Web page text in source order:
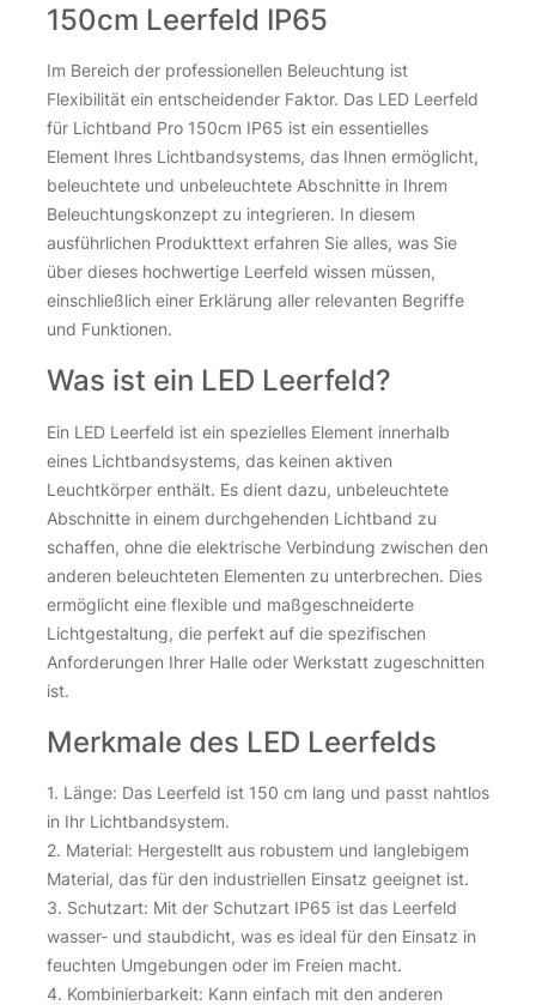
150cm Leerfeld IP65
Im Bereich der professionellen Beleuchtung ist
Flexibilität ein entscheidender Faktor. Das LED Leerfeld
für Lichtband Pro 150cm IP65 ist ein essentielles
Element Ihres Lichtbandsystems, das Ihnen ermöglicht,
beleuchtete und unbeleuchtete Abschnitte in Ihrem
Beleuchtungskonzept zu integrieren. In diesem
ausführlichen Produkttext erfahren Sie alles, was Sie
über dieses hochwertige Leerfeld wissen müssen,
einschließlich einer Erklärung aller relevanten Begriffe
und Funktionen.
Was ist ein LED Leerfeld?
Ein LED Leerfeld ist ein spezielles Element innerhalb
eines Lichtbandsystems, das keinen aktiven
Leuchtkörper enthält. Es dient dazu, unbeleuchtete
Abschnitte in einem durchgehenden Lichtband zu
schaffen, ohne die elektrische Verbindung zwischen den
anderen beleuchteten Elementen zu unterbrechen. Dies
ermöglicht eine flexible und maßgeschneiderte
Lichtgestaltung, die perfekt auf die spezifischen
Anforderungen Ihrer Halle oder Werkstatt zugeschnitten
ist.
Merkmale des LED Leerfelds
1. Länge: Das Leerfeld ist 150 cm lang und passt nahtlos
in Ihr Lichtbandsystem.
2. Material: Hergestellt aus robustem und langlebigem
Material, das für den industriellen Einsatz geeignet ist.
3. Schutzart: Mit der Schutzart IP65 ist das Leerfeld
wasser- und staubdicht, was es ideal für den Einsatz in
feuchten Umgebungen oder im Freien macht.
4. Kombinierbarkeit: Kann einfach mit den anderen